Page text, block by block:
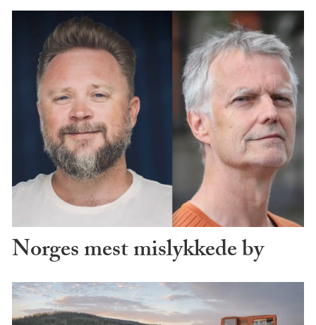
Norges mest mislykkede by